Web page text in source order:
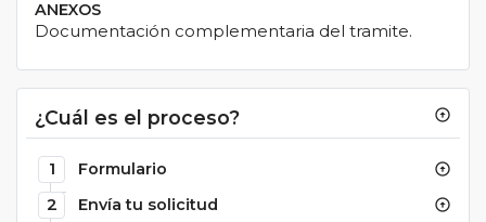
ANEXOS
Documentación complementaria del tramite.
¿Cuál es el proceso? arrow_circle_up
1 Formulario arrow_circle_up
2 Envía tu solicitud arrow_circle_up